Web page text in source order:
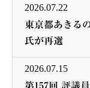
2026.07.22
東京都あきる
氏が再選
2026.07.15
第157回 評議